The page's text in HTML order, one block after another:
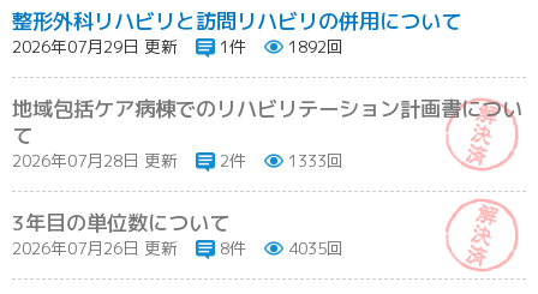
整形外科リハビリと訪問リハビリの併用について
2026年07月29日 更新 1件 1892回
地域包括ケア病棟でのリハビリテーション計画書につい
て
2026年07月28日 更新 2件 1333回
3年目の単位数について
2026年07月26日 更新 8件 4035回